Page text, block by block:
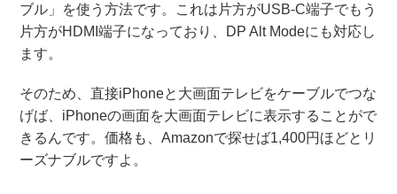
ブル」を使う方法です。これは片方がUSB-C端子でもう
片方がHDMI端子になっており、DP Alt Modeにも対応し
ます。
そのため、直接iPhoneと大画面テレビをケーブルでつな
げば、iPhoneの画面を大画面テレビに表示することがで
きるんです。価格も、Amazonで探せば1,400円ほどとリ
ーズナブルですよ。